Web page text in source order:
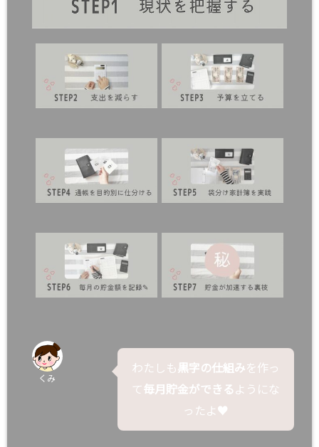
わたしも黒字の仕組みを作っ
て毎月貯金ができる ようにな
ったよ♥
くみ